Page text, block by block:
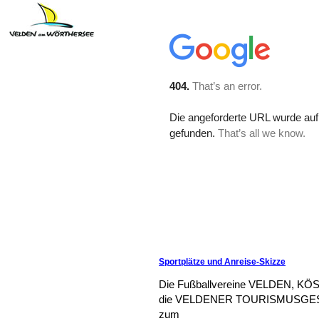
Sportplätze und Anreise-Skizze
Die Fußballvereine VELDEN,
die VELDENER
zum